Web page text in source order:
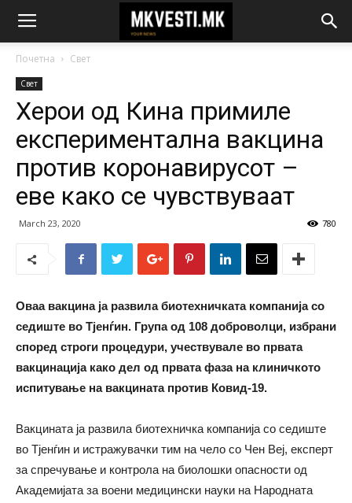
Почетна Свет
Свет
Херои од Кина примиле
експериментална вакцина
против коронавирусот –
еве како се чувствуваат
March 23, 2020 780
Оваа вакцина ја развила биотехничката компанија со
седиште во Тјенѓин. Група од 108 доброволци, избрани
според строги процедури, учествувале во првата
вакцинација како дел од првата фаза на клиничкото
испитување на вакцината против Ковид-19.
Вакцината ја развила биотехничка компанија со седиште
во Тјенѓин и истражувачки тим на чело со Чен Веј, експерт
за спречување и контрола на биолошки опасности од
Академијата за воени медицински науки на Народната